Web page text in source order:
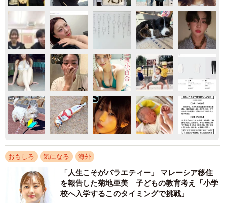
おもしろ 気になる 海外
「人生こそがバラエティー」 マレーシア移住
を報告した菊地亜美 子どもの教育考え「小学
校へ入学するこのタイミングで挑戦」